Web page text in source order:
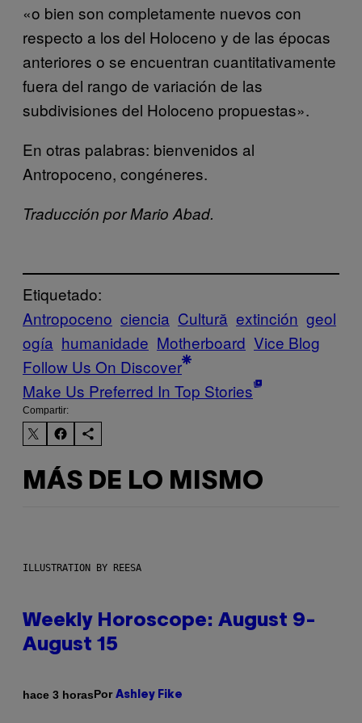
«o bien son completamente nuevos con
respecto a los del Holoceno y de las épocas
anteriores o se encuentran cuantitativamente
fuera del rango de variación de las
subdivisiones del Holoceno propuestas».
En otras palabras: bienvenidos al
Antropoceno, congéneres.
Traducción por Mario Abad.
Etiquetado:
Antropoceno ciencia Cultură extinción geol
ogía humanidade Motherboard Vice Blog
Follow Us On Discover
Make Us Preferred In Top Stories
Compartir:
MÁS DE LO MISMO
ILLUSTRATION BY REESA
Weekly Horoscope: August 9-
August 15
hace 3 horasPor Ashley Fike